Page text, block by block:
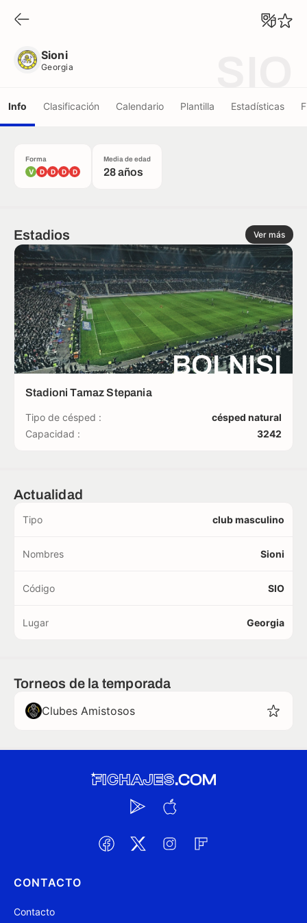
Sioni
Georgia
Info Clasificación Calendario Plantilla Estadísticas
Forma
V D D D D
Media de edad
28 años
Estadios Ver más
BOLNISI
Stadioni Tamaz Stepania
Tipo de césped :
césped natural
Capacidad :
3242
Actualidad
Tipo club masculino
Nombres Sioni
Código SIO
Lugar Georgia
Torneos de la temporada
Clubes Amistosos
CONTACTO
Contacto